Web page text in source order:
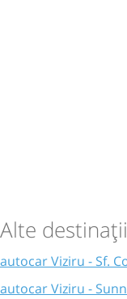
Alte
autocar Viziru - Sf.
autocar Viziru -